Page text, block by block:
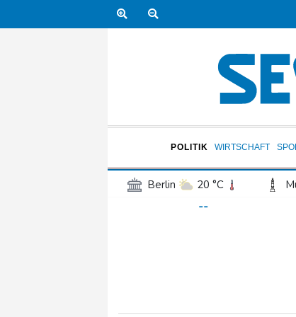
POLITIK WIRTSCHAFT
Berlin 20 °C
Frankfurt am Main
--